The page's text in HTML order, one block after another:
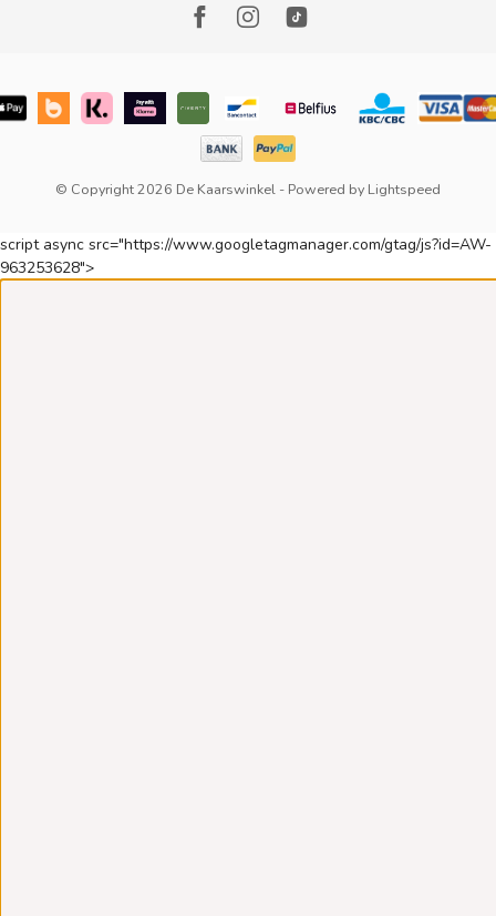
© Copyright 2026 De Kaarswinkel - Powered by Lightspeed
script async src="https://www.googletagmanager.com/gtag/js?id=AW-
963253628">